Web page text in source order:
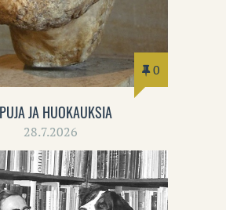
0
JA HUOKAUKSIA
28.7.2026